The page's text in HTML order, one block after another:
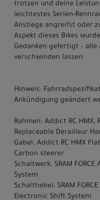
trotzen und deine
leichtestes Serien-
Anstiege angreifst oder
Aspekt dieses Bikes
Gedanken gefertigt – alle
verschwinden lassen.
Hinweis:
Ankündigung geändert
Rahmen: Addict RC HMX,
Replaceable Derailleur
Gabel: Addict RC HMX
Carbon steerer
Schaltwerk: SRAM
System
Schalthebel: SRAM
Electronic Shift System